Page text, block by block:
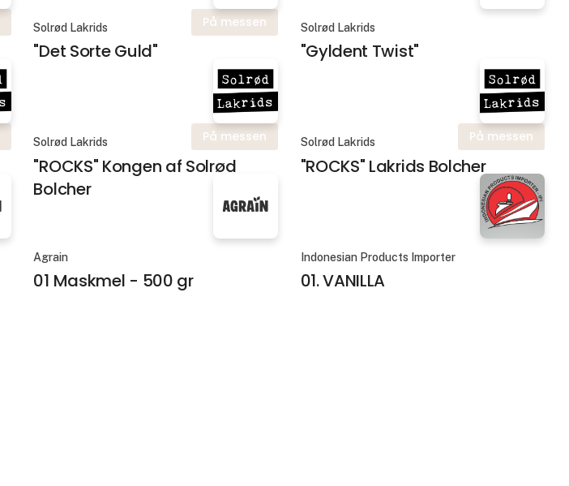
På messen
Solrød Lakrids
"Det Sorte Guld"
Solrød Lakrids
"Gyldent Twist"
På messen
Solrød Lakrids
"ROCKS" Kongen af Solrød
Bolcher
På messen
Solrød Lakrids
"ROCKS" Lakrids Bolcher
Agrain
01 Maskmel - 500 gr
Indonesian Products Importer
01. VANILLA